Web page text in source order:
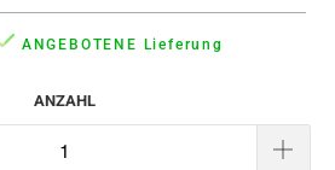
ANGEBOTENE Lieferung
ANZAHL